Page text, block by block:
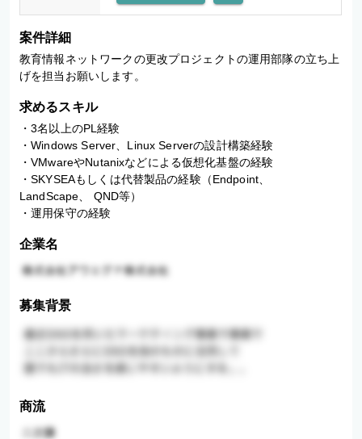
案件詳細
教育情報ネットワークの更改プロジェクトの運用部隊の立ち上
げを担当お願いします。
求めるスキル
・3名以上のPL経験
・Windows Server、Linux Serverの設計構築経験
・VMwareやNutanixなどによる仮想化基盤の経験
・SKYSEAもしくは代替製品の経験（Endpoint、
LandScape、 QND等）
・運用保守の経験
企業名
募集背景
商流